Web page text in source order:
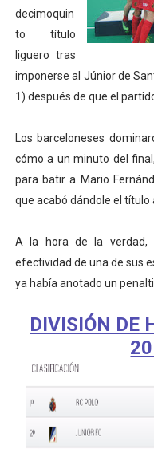
Athletes Unlimited
Mundial de
Tour de Francia
Mundial de Fórmula
Campeonato de
decimoquin
to título
liguero tras
imponerse al Júnior de
1) después de que el
Los barceloneses
cómo a un minuto del
para batir a Mario
que acabó dándole el título
A la hora de la verdad,
efectividad de una de sus
ya había anotado un
DIVISIÓN DE